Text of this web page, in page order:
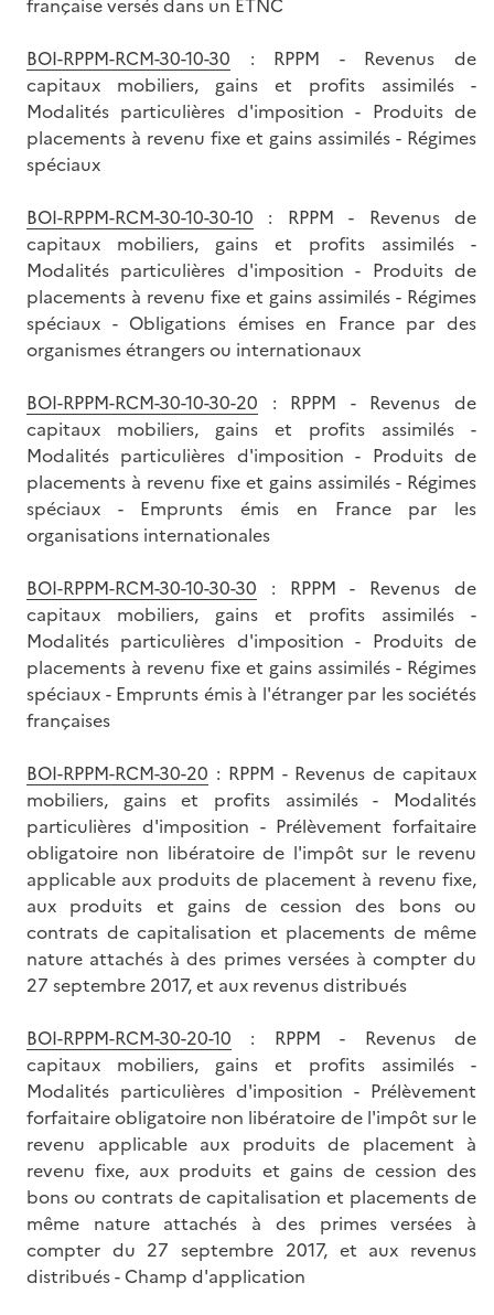
française versés dans un ETNC
BOI-RPPM-RCM-30-10-30 : RPPM - Revenus de
capitaux mobiliers, gains et profits assimilés -
Modalités particulières d'imposition - Produits de
placements à revenu fixe et gains assimilés - Régimes
spéciaux
BOI-RPPM-RCM-30-10-30-10 : RPPM - Revenus de
capitaux mobiliers, gains et profits assimilés -
Modalités particulières d'imposition - Produits de
placements à revenu fixe et gains assimilés - Régimes
spéciaux - Obligations émises en France par des
organismes étrangers ou internationaux
BOI-RPPM-RCM-30-10-30-20 : RPPM - Revenus de
capitaux mobiliers, gains et profits assimilés -
Modalités particulières d'imposition - Produits de
placements à revenu fixe et gains assimilés - Régimes
spéciaux - Emprunts émis en France par les
organisations internationales
BOI-RPPM-RCM-30-10-30-30 : RPPM - Revenus de
capitaux mobiliers, gains et profits assimilés -
Modalités particulières d'imposition - Produits de
placements à revenu fixe et gains assimilés - Régimes
spéciaux - Emprunts émis à l'étranger par les sociétés
françaises
BOI-RPPM-RCM-30-20 : RPPM - Revenus de capitaux
mobiliers, gains et profits assimilés - Modalités
particulières d'imposition - Prélèvement forfaitaire
obligatoire non libératoire de l'impôt sur le revenu
applicable aux produits de placement à revenu fixe,
aux produits et gains de cession des bons ou
contrats de capitalisation et placements de même
nature attachés à des primes versées à compter du
27 septembre 2017, et aux revenus distribués
BOI-RPPM-RCM-30-20-10 : RPPM - Revenus de
capitaux mobiliers, gains et profits assimilés -
Modalités particulières d'imposition - Prélèvement
forfaitaire obligatoire non libératoire de l'impôt sur le
revenu applicable aux produits de placement à
revenu fixe, aux produits et gains de cession des
bons ou contrats de capitalisation et placements de
même nature attachés à des primes versées à
compter du 27 septembre 2017, et aux revenus
distribués - Champ d'application